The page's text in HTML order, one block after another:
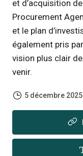
et d’acquisition
Procurement
et le plan
également pris
vision plus clair
venir.
5 décembre 2025